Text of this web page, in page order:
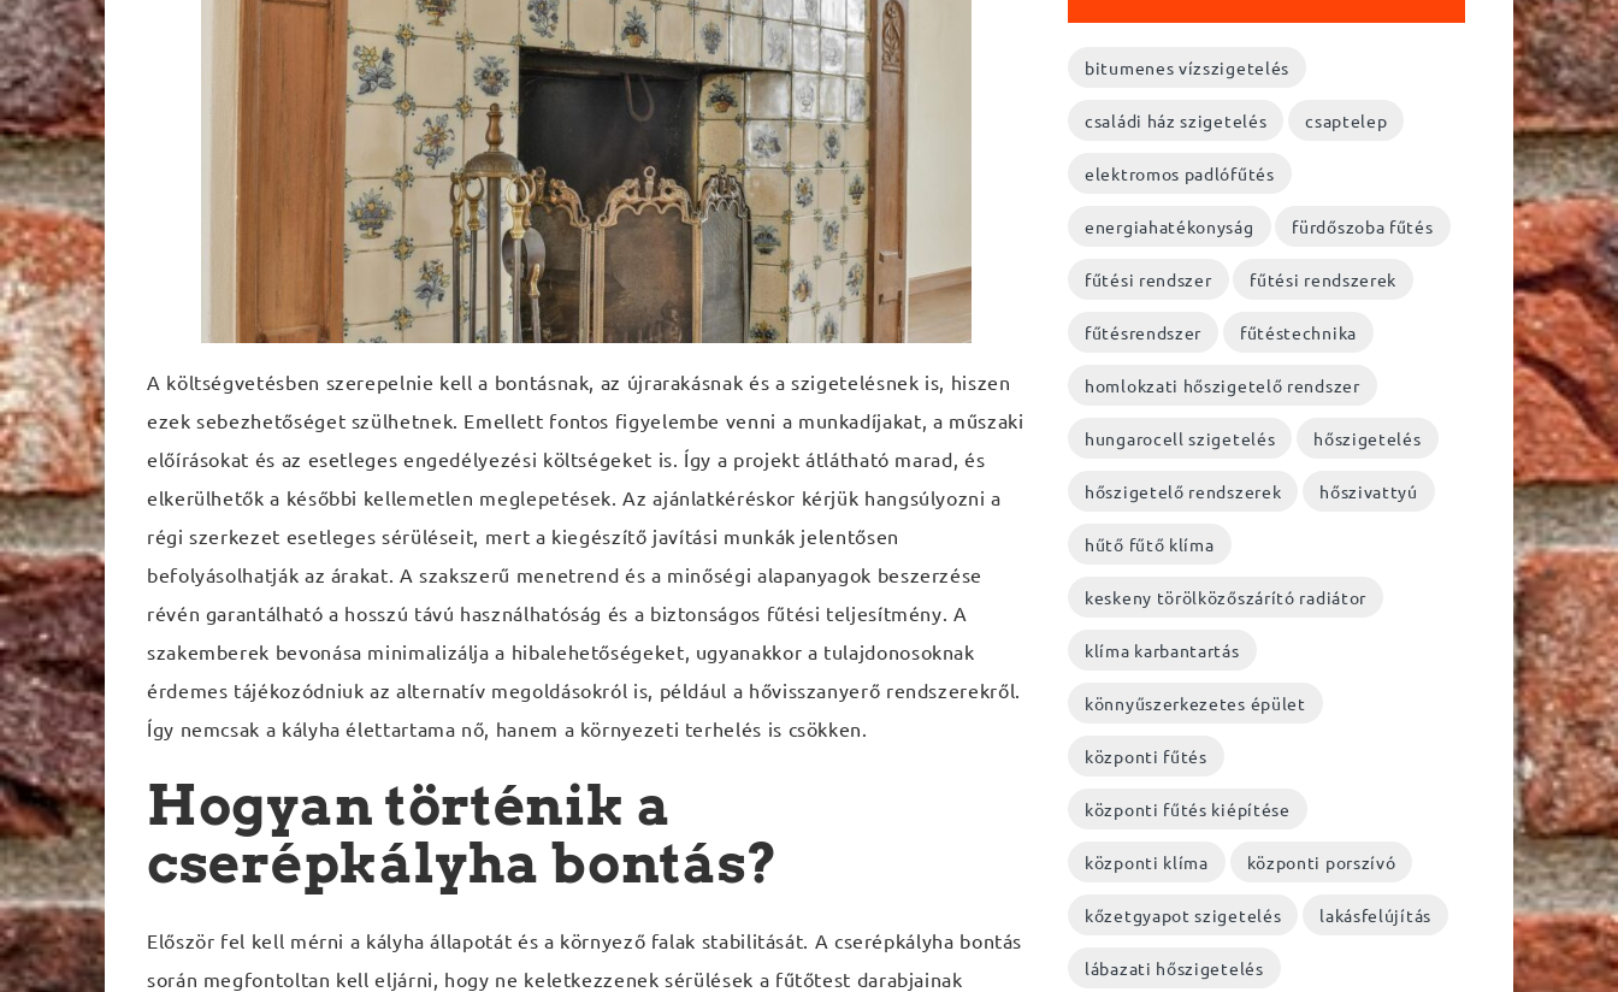
A költségvetésben szerepelnie kell a bontásnak, az újrarakásnak és a szigetelésnek is, hiszen
ezek sebezhetőséget szülhetnek. Emellett fontos figyelembe venni a munkadíjakat, a műszaki
előírásokat és az esetleges engedélyezési költségeket is. Így a projekt átlátható marad, és
elkerülhetők a későbbi kellemetlen meglepetések. Az ajánlatkéréskor kérjük hangsúlyozni a
régi szerkezet esetleges sérüléseit, mert a kiegészítő javítási munkák jelentősen
befolyásolhatják az árakat. A szakszerű menetrend és a minőségi alapanyagok beszerzése
révén garantálható a hosszú távú használhatóság és a biztonságos fűtési teljesítmény. A
szakemberek bevonása minimalizálja a hibalehetőségeket, ugyanakkor a tulajdonosoknak
érdemes tájékozódniuk az alternatív megoldásokról is, például a hővisszanyerő rendszerekről.
Így nemcsak a kályha élettartama nő, hanem a környezeti terhelés is csökken.
Hogyan történik a
cserépkályha bontás?
Először fel kell mérni a kályha állapotát és a környező falak stabilitását. A cserépkályha bontás
során megfontoltan kell eljárni, hogy ne keletkezzenek sérülések a fűtőtest darabjainak
bitumenes vízszigetelés
családi ház szigetelés csaptelep
elektromos padlófűtés
energiahatékonyság fürdőszoba fűtés
fűtési rendszer fűtési rendszerek
fűtésrendszer fűtéstechnika
homlokzati hőszigetelő rendszer
hungarocell szigetelés hőszigetelés
hőszigetelő rendszerek hőszivattyú
hűtő fűtő klíma
keskeny törölközőszárító radiátor
klíma karbantartás
könnyűszerkezetes épület
központi fűtés
központi fűtés kiépítése
központi klíma központi porszívó
kőzetgyapot szigetelés lakásfelújítás
lábazati hőszigetelés